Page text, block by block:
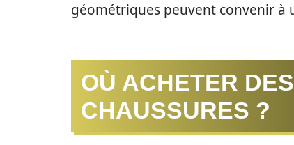
géométriques peuvent convenir à
OÙ ACHETER
CHAUSSURES ?